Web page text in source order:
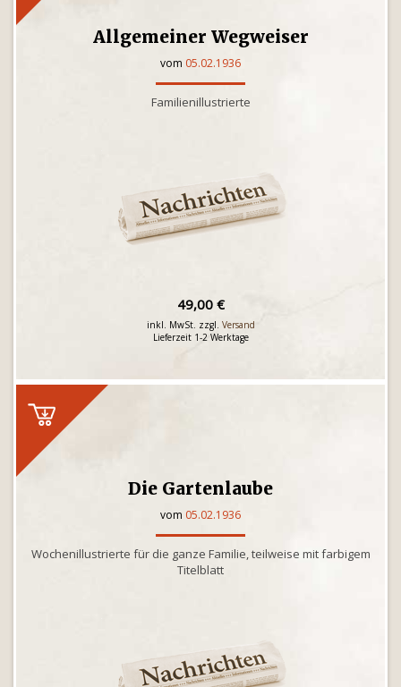
Allgemeiner Wegweiser
vom 05.02.1936
Familienillustrierte
49,00 €
inkl. MwSt. zzgl. Versand
Lieferzeit 1-2 Werktage
Die Gartenlaube
vom 05.02.1936
Wochenillustrierte für die ganze Familie, teilweise mit farbigem
Titelblatt